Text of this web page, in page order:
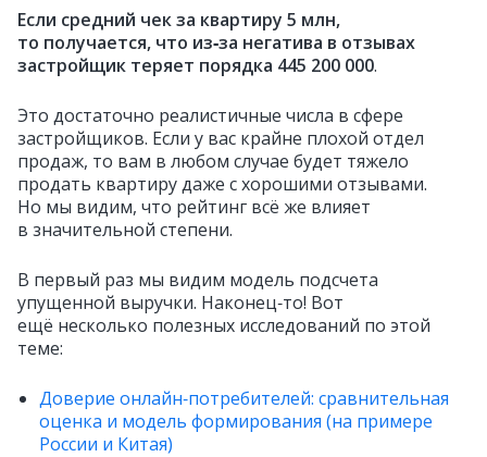
Если средний чек за квартиру 5 млн,
то получается, что из‑за негатива в отзывах
застройщик теряет порядка 445 200 000.
Это достаточно реалистичные числа в сфере
застройщиков. Если у вас крайне плохой отдел
продаж, то вам в любом случае будет тяжело
продать квартиру даже с хорошими отзывами.
Но мы видим, что рейтинг всё же влияет
в значительной степени.
В первый раз мы видим модель подсчета
упущенной выручки. Наконец‑то! Вот
ещё несколько полезных исследований по этой
теме:
Доверие онлайн‑потребителей: сравнительная
оценка и модель формирования (на примере
России и Китая)